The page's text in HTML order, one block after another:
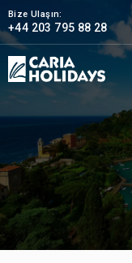
Bize Ulaşın:
+44 203 795 88 28